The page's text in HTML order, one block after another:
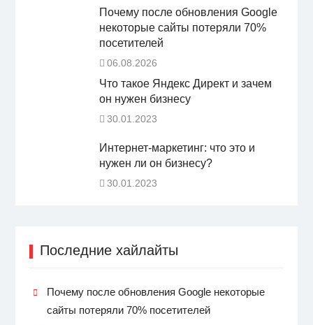
Почему после обновления Google
некоторые сайты потеряли 70%
посетителей
06.08.2026
Что такое Яндекс Директ и зачем
он нужен бизнесу
30.01.2023
Интернет-маркетинг: что это и
нужен ли он бизнесу?
30.01.2023
Последние хайлайты
Почему после обновления Google некоторые
сайты потеряли 70% посетителей